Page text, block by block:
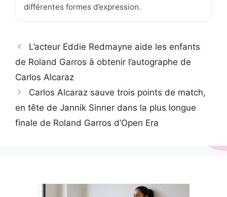
différentes formes d’expression.
L’acteur Eddie Redmayne aide les enfants
de Roland Garros à obtenir l’autographe de
Carlos Alcaraz
Carlos Alcaraz sauve trois points de match,
en tête de Jannik Sinner dans la plus longue
finale de Roland Garros d’Open Era